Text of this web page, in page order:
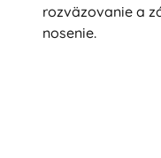
rozväzovanie a
nosenie.